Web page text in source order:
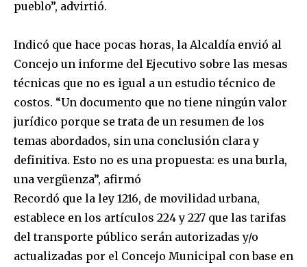
pueblo”, advirtió.
Indicó que hace pocas horas, la Alcaldía envió al
Concejo un informe del Ejecutivo sobre las mesas
técnicas que no es igual a un estudio técnico de
costos. “Un documento que no tiene ningún valor
jurídico porque se trata de un resumen de los
temas abordados, sin una conclusión clara y
definitiva. Esto no es una propuesta: es una burla,
una vergüenza”, afirmó
Recordó que la ley 1216, de movilidad urbana,
establece en los artículos 224 y 227 que las tarifas
del transporte público serán autorizadas y/o
actualizadas por el Concejo Municipal con base en